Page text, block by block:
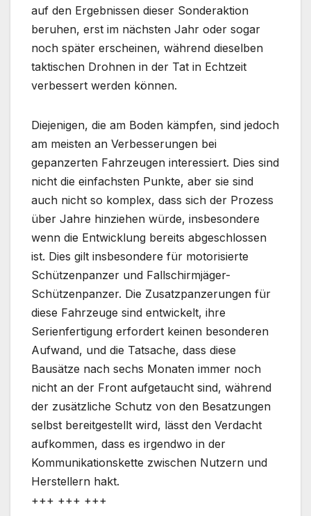
auf den Ergebnissen dieser Sonderaktion
beruhen, erst im nächsten Jahr oder sogar
noch später erscheinen, während dieselben
taktischen Drohnen in der Tat in Echtzeit
verbessert werden können.
Diejenigen, die am Boden kämpfen, sind jedoch
am meisten an Verbesserungen bei
gepanzerten Fahrzeugen interessiert. Dies sind
nicht die einfachsten Punkte, aber sie sind
auch nicht so komplex, dass sich der Prozess
über Jahre hinziehen würde, insbesondere
wenn die Entwicklung bereits abgeschlossen
ist. Dies gilt insbesondere für motorisierte
Schützenpanzer und Fallschirmjäger-
Schützenpanzer. Die Zusatzpanzerungen für
diese Fahrzeuge sind entwickelt, ihre
Serienfertigung erfordert keinen besonderen
Aufwand, und die Tatsache, dass diese
Bausätze nach sechs Monaten immer noch
nicht an der Front aufgetaucht sind, während
der zusätzliche Schutz von den Besatzungen
selbst bereitgestellt wird, lässt den Verdacht
aufkommen, dass es irgendwo in der
Kommunikationskette zwischen Nutzern und
Herstellern hakt.
+++ +++ +++